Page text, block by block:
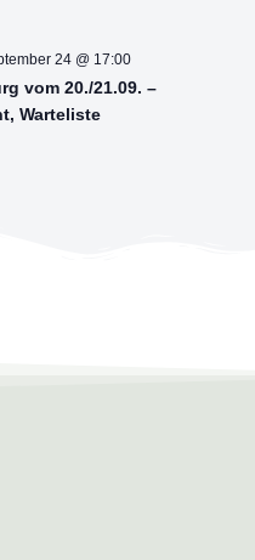
24 @ 17:00
vom 20./21.09. –
Warteliste